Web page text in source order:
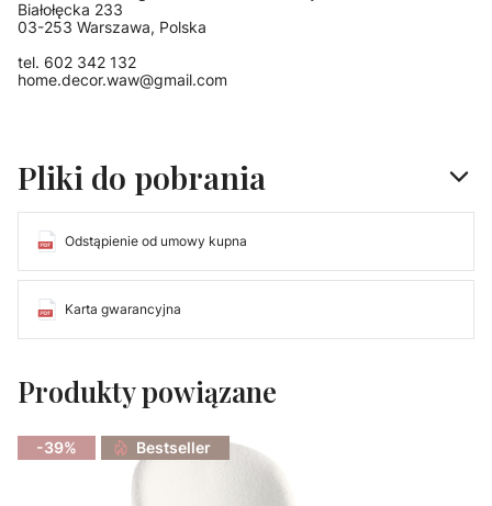
Białołęcka 233
03-253 Warszawa, Polska
tel. 602 342 132
home.decor.waw@gmail.com
Pliki do pobrania
Odstąpienie od umowy kupna
Karta gwarancyjna
Produkty powiązane
-39% Bestseller